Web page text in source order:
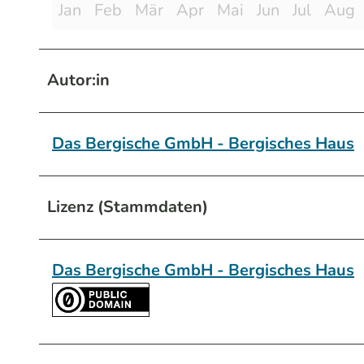
Jan Feb Mär Apr Mai Jun Jul Aug
Autor:in
Das Bergische GmbH - Bergisches Haus
Lizenz (Stammdaten)
Das Bergische GmbH - Bergisches Haus